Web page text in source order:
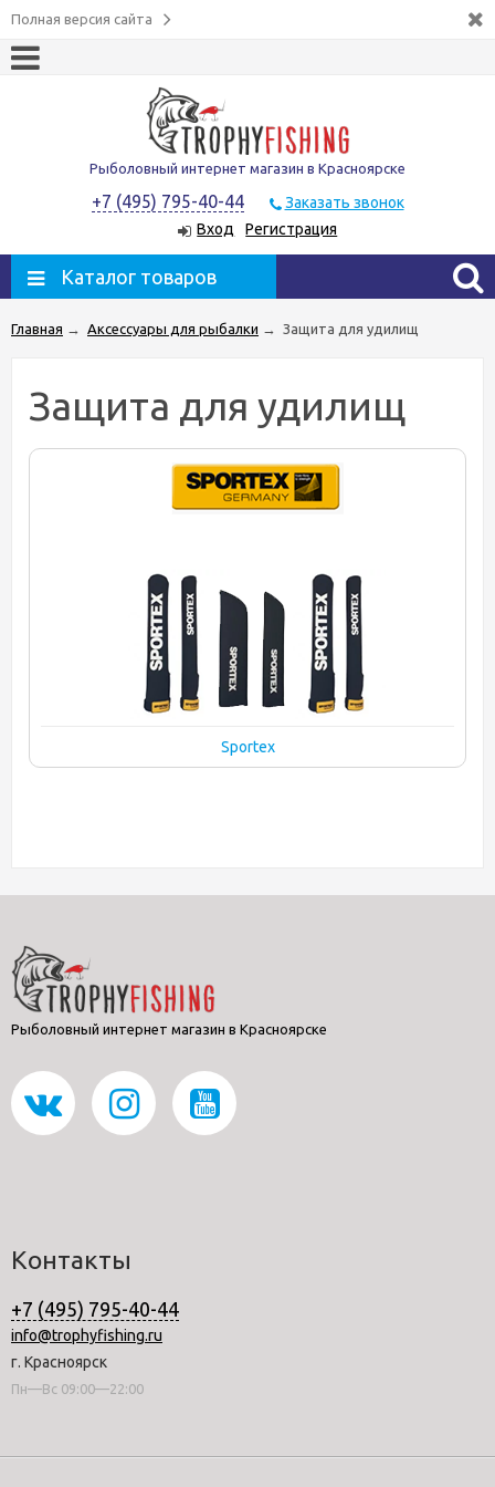
Полная версия сайта
Рыболовный интернет магазин в Красноярске
+7 (495) 795-40-44
Заказать звонок
Вход
Регистрация
Каталог товаров
Главная → Аксессуары для рыбалки → Защита для удилищ
Защита для удилищ
Sportex
Рыболовный интернет магазин в Красноярске
Контакты
+7 (495) 795-40-44
info@trophyfishing.ru
г. Красноярск
Пн—Вс 09:00—22:00